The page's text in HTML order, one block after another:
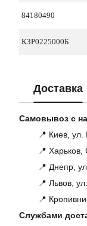
84180490
КЗР0225000Б
Доставка
Самовывоз с
📍 Киев, ул.
📍 Харьков,
📍 Днепр, ул.
📍 Львов, ул.
📍
Службами